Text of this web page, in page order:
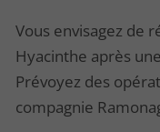
Vous envisagez de
Hyacinthe après
Prévoyez des
compagnie